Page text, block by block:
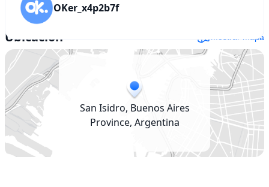
OKer_x4p2b7f
Ubicación Mostrar mapa
San Isidro, Buenos Aires
Province, Argentina